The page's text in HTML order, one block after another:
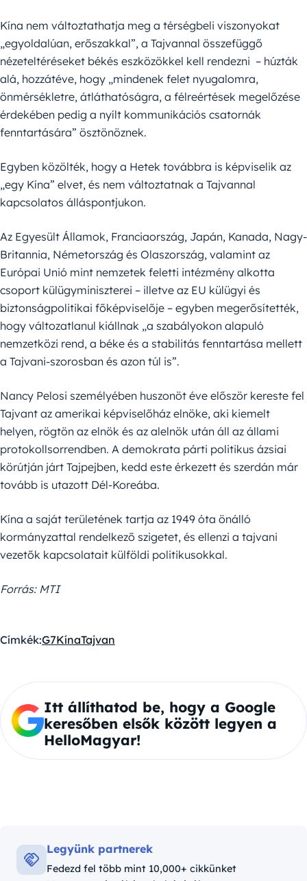
Kína nem változtathatja meg a térségbeli viszonyokat
„egyoldalúan, erőszakkal”, a Tajvannal összefüggő
nézeteltéréseket békés eszközökkel kell rendezni – húzták
alá, hozzátéve, hogy „mindenek felet nyugalomra,
önmérsékletre, átláthatóságra, a félreértések megelőzése
érdekében pedig a nyílt kommunikációs csatornák
fenntartására” ösztönöznek.
Egyben közölték, hogy a Hetek továbbra is képviselik az
„egy Kína” elvet, és nem változtatnak a Tajvannal
kapcsolatos álláspontjukon.
Az Egyesült Államok, Franciaország, Japán, Kanada, Nagy-
Britannia, Németország és Olaszország, valamint az
Európai Unió mint nemzetek feletti intézmény alkotta
csoport külügyminiszterei – illetve az EU külügyi és
biztonságpolitikai főképviselője – egyben megerősítették,
hogy változatlanul kiállnak „a szabályokon alapuló
nemzetközi rend, a béke és a stabilitás fenntartása mellett
a Tajvani-szorosban és azon túl is”.
Nancy Pelosi személyében huszonöt éve először kereste fel
Tajvant az amerikai képviselőház elnöke, aki kiemelt
helyen, rögtön az elnök és az alelnök után áll az állami
protokollsorrendben. A demokrata párti politikus ázsiai
körútján járt Tajpejben, kedd este érkezett és szerdán már
tovább is utazott Dél-Koreába.
Kína a saját területének tartja az 1949 óta önálló
kormányzattal rendelkező szigetet, és ellenzi a tajvani
vezetők kapcsolatait külföldi politikusokkal.
Forrás: MTI
Címkék:G7KínaTajvan
Itt állíthatod be, hogy a Google
keresőben elsők között legyen a
HelloMagyar!
Legyünk partnerek
Fedezd fel több mint 10,000+ cikkünket